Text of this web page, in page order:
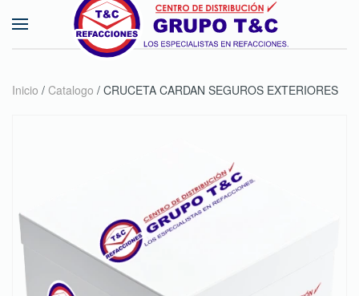
Skip to main content
Inicio / Catalogo / CRUCETA CARDAN SEGUROS EXTERIORES